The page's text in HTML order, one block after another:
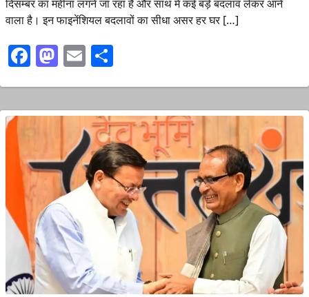
दिसम्बर का महीना लगने जा रहा है और साथ में कई बड़े बदलाव लेकर आने
वाला है। इन फाइनेंशियल बदलावों का सीधा असर हर घर […]
Facebook
Mastodon
Email